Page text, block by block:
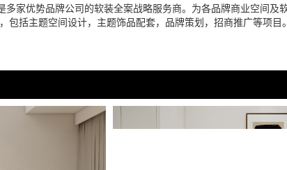
家优势品牌公司的软装全案战略服务商。为各品牌商业空间及
括主题空间设计，主题饰品配套，品牌策划，招商推广等项目。